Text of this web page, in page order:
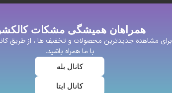
همراهان همیشگی مشکات
برای مشاهده جدیدترین محصولات و تخفیف ها ، از طریق
با ما همراه باشید.
کانال بله
کانال ایتا